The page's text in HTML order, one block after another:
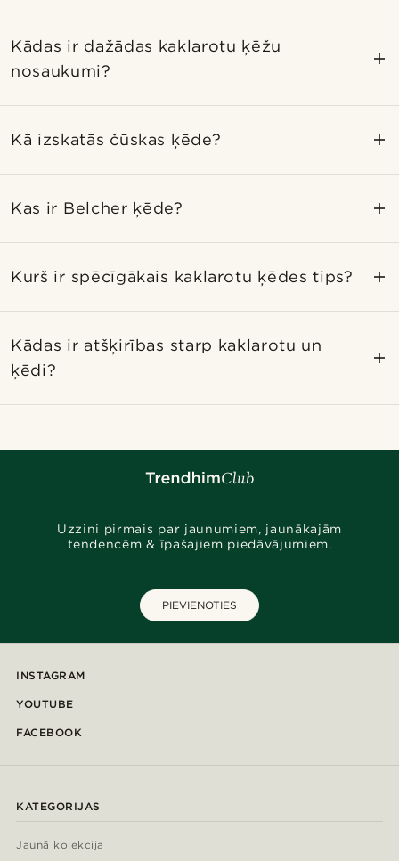
Kādas ir dažādas kaklarotu ķēžu
nosaukumi?
Kā izskatās čūskas ķēde?
Kas ir Belcher ķēde?
Kurš ir spēcīgākais kaklarotu ķēdes tips?
Kādas ir atšķirības starp kaklarotu un
ķēdi?
Uzzini pirmais par jaunumiem, jaunākajām
tendencēm & īpašajiem piedāvājumiem.
PIEVIENOTIES
INSTAGRAM
YOUTUBE
FACEBOOK
KATEGORIJAS
Jaunā kolekcija